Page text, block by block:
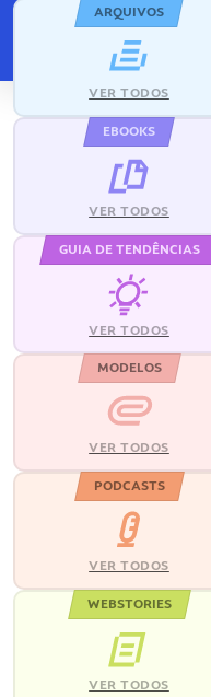
ARQUIVOS
VER TODOS
EBOOKS
VER TODOS
GUIA DE TENDÊNCIAS
VER TODOS
MODELOS
VER TODOS
PODCASTS
VER TODOS
WEBSTORIES
VER TODOS